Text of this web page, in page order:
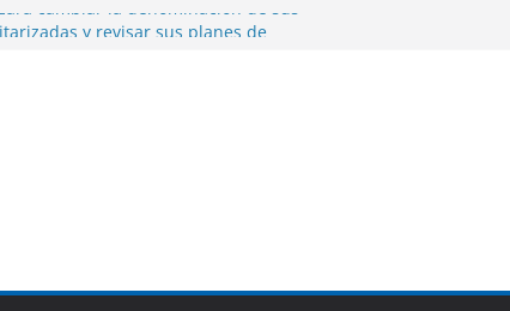
cambiar la denominación de sus
del municipio.
la presidencia de la Asociación de
en sustitución de Maru Campos.